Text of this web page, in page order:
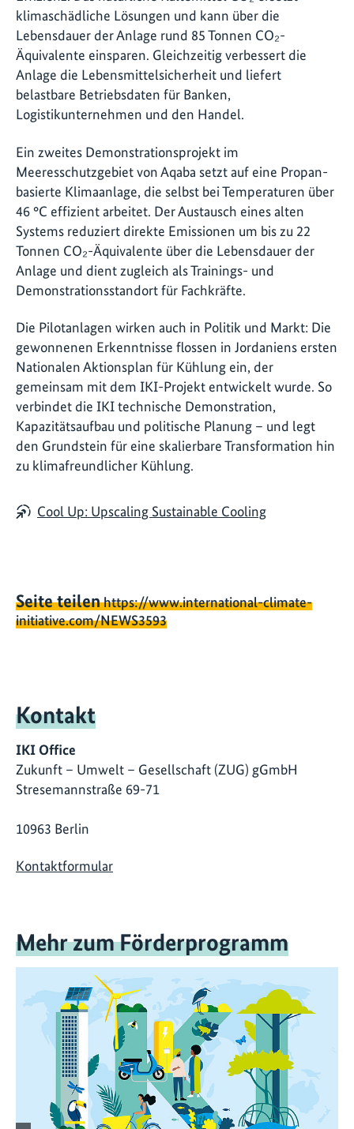
klimaschädliche Lösungen und kann über die
Lebensdauer der Anlage rund 85 Tonnen CO₂-
Äquivalente einsparen. Gleichzeitig verbessert die
Anlage die Lebensmittelsicherheit und liefert
belastbare Betriebsdaten für Banken,
Logistikunternehmen und den Handel.
Ein zweites Demonstrationsprojekt im
Meeresschutzgebiet von Aqaba setzt auf eine Propan-
basierte Klimaanlage, die selbst bei Temperaturen über
46 °C effizient arbeitet. Der Austausch eines alten
Systems reduziert direkte Emissionen um bis zu 22
Tonnen CO₂-Äquivalente über die Lebensdauer der
Anlage und dient zugleich als Trainings- und
Demonstrationsstandort für Fachkräfte.
Die Pilotanlagen wirken auch in Politik und Markt: Die
gewonnenen Erkenntnisse flossen in Jordaniens ersten
Nationalen Aktionsplan für Kühlung ein, der
gemeinsam mit dem IKI-Projekt entwickelt wurde. So
verbindet die IKI technische Demonstration,
Kapazitätsaufbau und politische Planung – und legt
den Grundstein für eine skalierbare Transformation hin
zu klimafreundlicher Kühlung.
Cool Up: Upscaling Sustainable Cooling
Seite teilenhttps://www.international-climate-
initiative.com/NEWS3593
Kontakt
IKI Office
Zukunft – Umwelt – Gesellschaft (ZUG) gGmbH
Stresemannstraße 69-71
10963 Berlin
Kontaktformular
Mehr zum Förderprogramm